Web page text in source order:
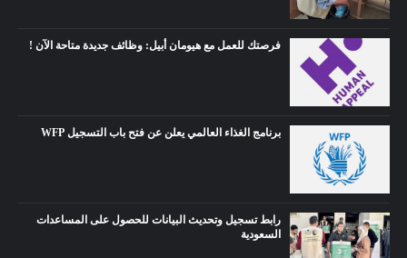
فرصتك للعمل مع هيومان أبيل: وظائف جديدة متاحة الآن !
برنامج الغذاء العالمي يعلن عن فتح باب التسجيل WFP
رابط تسجيل وتحديث البيانات للحصول على المساعدات
السعودية